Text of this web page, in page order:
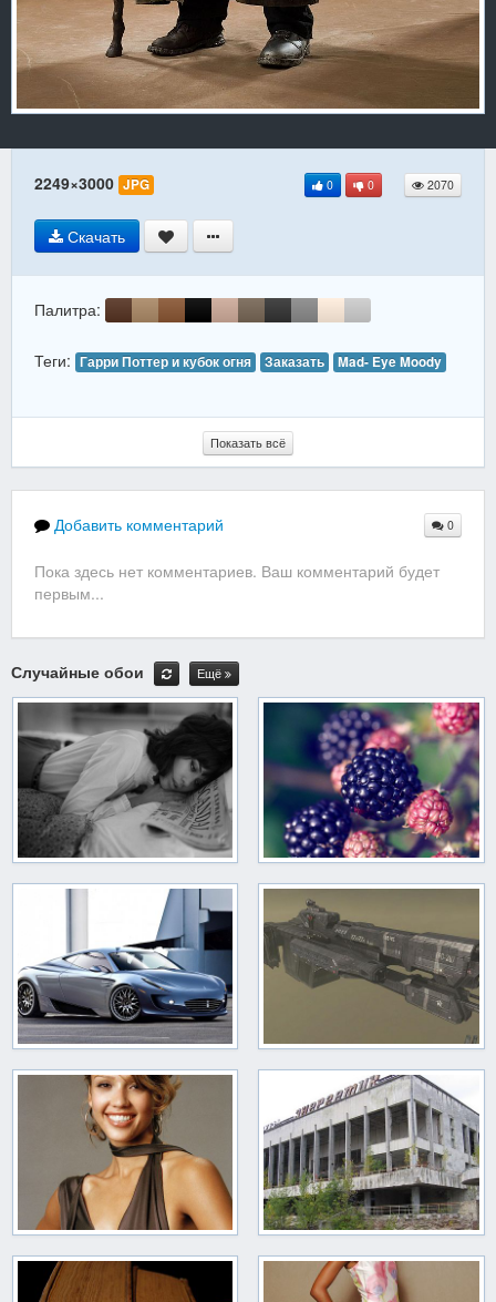
2249×3000 JPG 0 0 2070
Скачать
Палитра:
Теги: Гарри Поттер и кубок огня Заказать Mad- Eye Moody
Показать всё
Добавить комментарий 0
Пока здесь нет комментариев. Ваш комментарий будет
первым...
Случайные обои Ещё